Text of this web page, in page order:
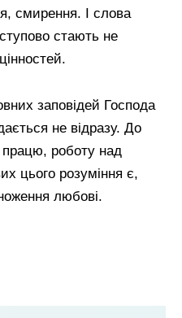
смирення. І слова
стають не
заповідей Господа
не відразу. До
працю, роботу над
цього розуміння є,
любові.